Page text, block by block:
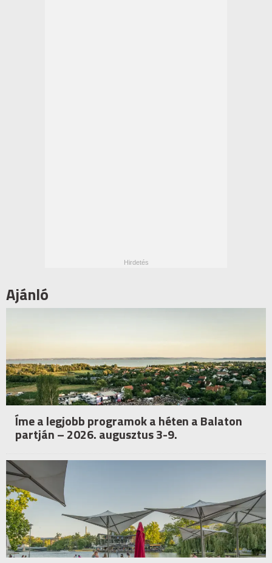
Ajánló
Íme a legjobb programok a héten a Balaton
partján – 2026. augusztus 3-9.